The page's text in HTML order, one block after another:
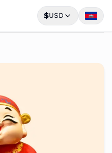
$USD